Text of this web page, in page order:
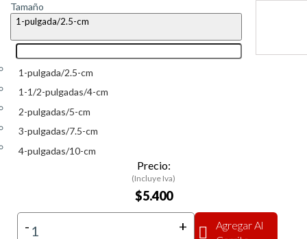
Tamaño
1-pulgada/2.5-cm
1-pulgada/2.5-cm
1-1/2-pulgadas/4-cm
2-pulgadas/5-cm
3-pulgadas/7.5-cm
4-pulgadas/10-cm
Precio:
(Incluye Iva)
$5.400
- +
Agregar Al